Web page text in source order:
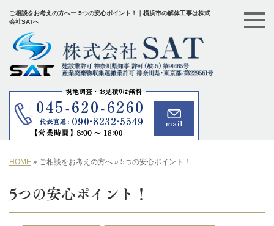
ご相談をお考えの方へー 5つの安心ポイント！｜横浜市の解体工事は株式
会社SATへ
HOME » ご相談をお考えの方へ » 5つの安心ポイント！
5つの安心ポイント！